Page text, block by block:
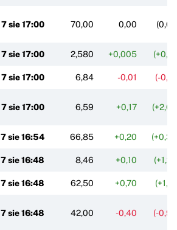
7 sie 17:00 70,00 0,00
7 sie 17:00 2,580 +0,005
7 sie 17:00 6,84 -0,01 (-
7 sie 17:00 6,59 +0,17
7 sie 16:54 66,85 +0,20
7 sie 16:48 8,46 +0,10
7 sie 16:48 62,50 +0,70
7 sie 16:48 42,00 -0,40 (-